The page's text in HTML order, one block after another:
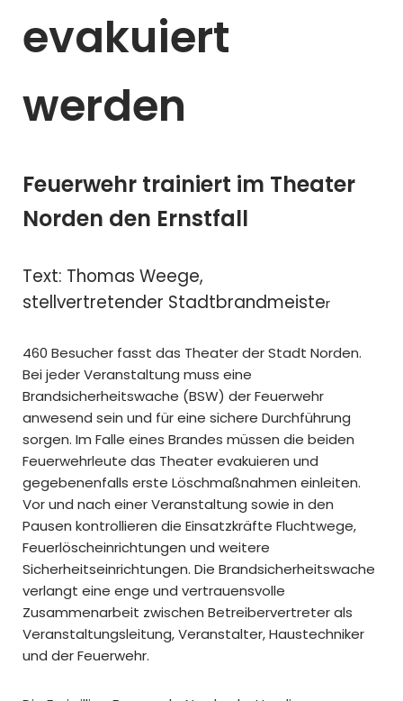
evakuiert
werden
Feuerwehr trainiert im Theater
Norden den Ernstfall
Text: Thomas Weege,
stellvertretender Stadtbrandmeister
460 Besucher fasst das Theater der Stadt Norden.
Bei jeder Veranstaltung muss eine
Brandsicherheitswache (BSW) der Feuerwehr
anwesend sein und für eine sichere Durchführung
sorgen. Im Falle eines Brandes müssen die beiden
Feuerwehrleute das Theater evakuieren und
gegebenenfalls erste Löschmaßnahmen einleiten.
Vor und nach einer Veranstaltung sowie in den
Pausen kontrollieren die Einsatzkräfte Fluchtwege,
Feuerlöscheinrichtungen und weitere
Sicherheitseinrichtungen. Die Brandsicherheitswache
verlangt eine enge und vertrauensvolle
Zusammenarbeit zwischen Betreibervertreter als
Veranstaltungsleitung, Veranstalter, Haustechniker
und der Feuerwehr.